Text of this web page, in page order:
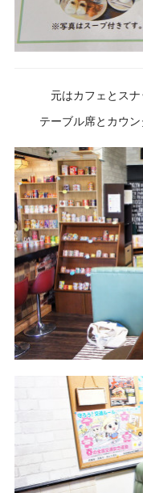
元はカフェとス
テーブル席とカウ